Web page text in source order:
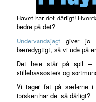
Havet har det dårligt!
bedre på det?
Undervandsjagtgiver jo
bæredygtigt, så vi ude på
Det hele står på spil –
stillehavsøsters og
Vi tager fat på sælerne i
torsken har det så dårligt?